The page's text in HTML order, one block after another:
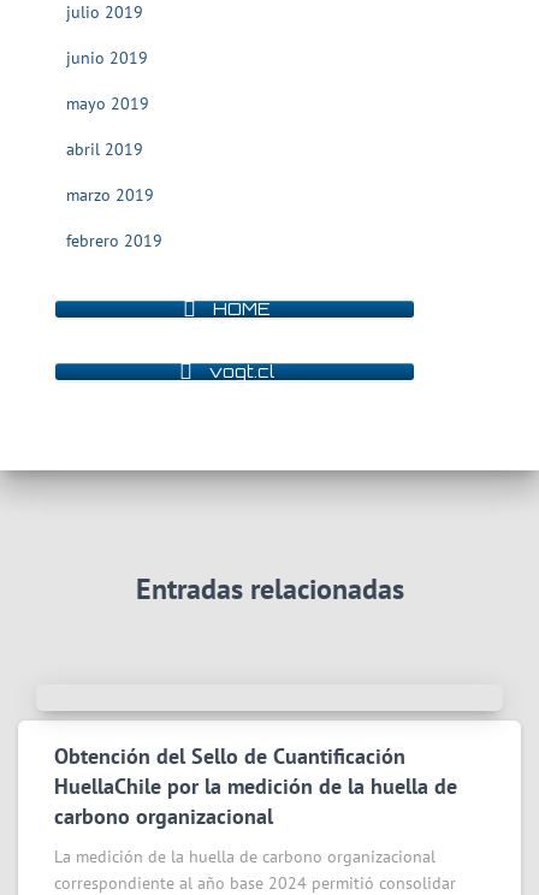
julio 2019
junio 2019
mayo 2019
abril 2019
marzo 2019
febrero 2019
HOME
vogt.cl
Entradas relacionadas
Obtención del Sello de Cuantificación
HuellaChile por la medición de la huella de
carbono organizacional
La medición de la huella de carbono organizacional
correspondiente al año base 2024 permitió consolidar